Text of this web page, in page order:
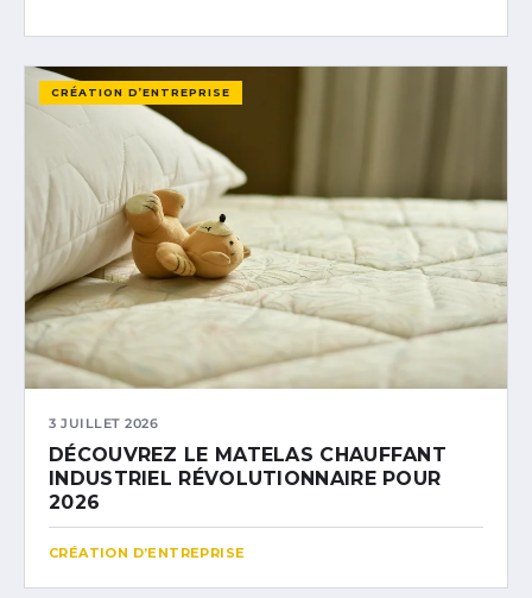
CRÉATION D’ENTREPRISE
3 JUILLET 2026
DÉCOUVREZ LE MATELAS CHAUFFANT
INDUSTRIEL RÉVOLUTIONNAIRE POUR
2026
CRÉATION D’ENTREPRISE